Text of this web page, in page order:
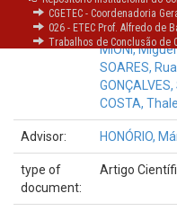
CGETEC - Coordenadoria
026 - ETEC Prof. Alfredo de
Trabalhos de Conclusão de
Authors:
CORTEZ,
ARSENIO,
MIONI,
SOARES,
COSTA,
Advisor: HONÓRIO,
type of
document:
Artigo